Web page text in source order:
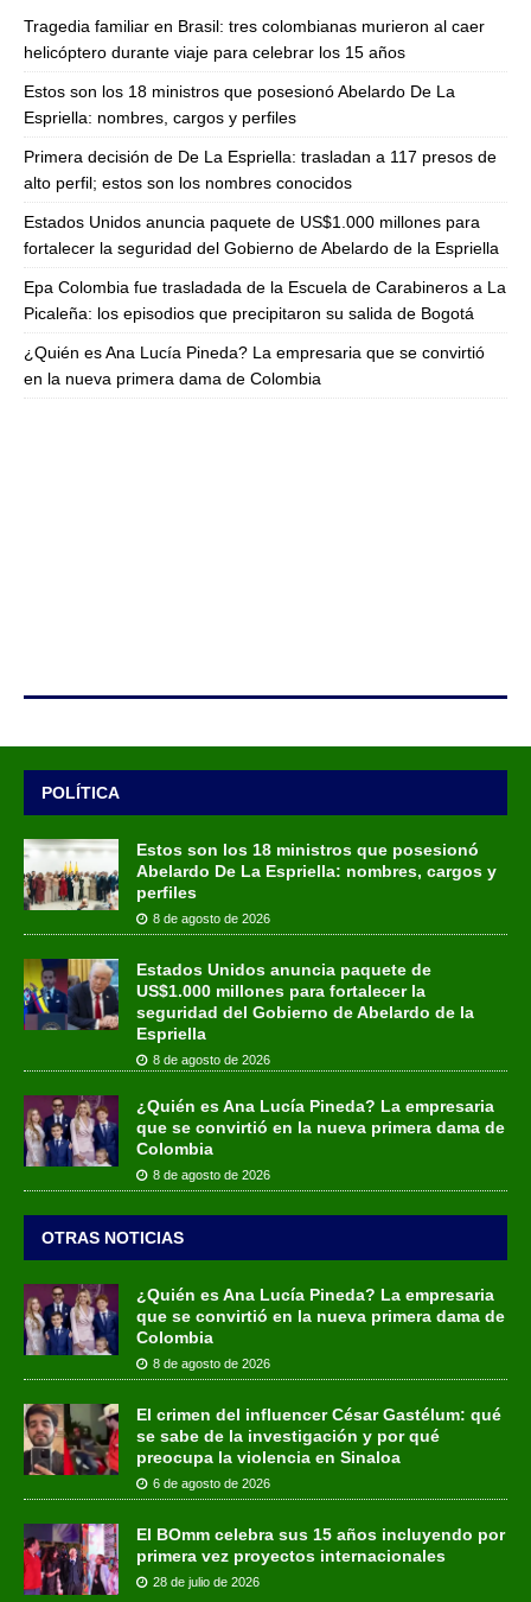
Tragedia familiar en Brasil: tres colombianas murieron al caer
helicóptero durante viaje para celebrar los 15 años
Estos son los 18 ministros que posesionó Abelardo De La
Espriella: nombres, cargos y perfiles
Primera decisión de De La Espriella: trasladan a 117 presos de
alto perfil; estos son los nombres conocidos
Estados Unidos anuncia paquete de US$1.000 millones para
fortalecer la seguridad del Gobierno de Abelardo de la Espriella
Epa Colombia fue trasladada de la Escuela de Carabineros a La
Picaleña: los episodios que precipitaron su salida de Bogotá
¿Quién es Ana Lucía Pineda? La empresaria que se convirtió
en la nueva primera dama de Colombia
POLÍTICA
Estos son los 18 ministros que posesionó
Abelardo De La Espriella: nombres, cargos y
perfiles
8 de agosto de 2026
Estados Unidos anuncia paquete de
US$1.000 millones para fortalecer la
seguridad del Gobierno de Abelardo de la
Espriella
8 de agosto de 2026
¿Quién es Ana Lucía Pineda? La empresaria
que se convirtió en la nueva primera dama de
Colombia
8 de agosto de 2026
OTRAS NOTICIAS
¿Quién es Ana Lucía Pineda? La empresaria
que se convirtió en la nueva primera dama de
Colombia
8 de agosto de 2026
El crimen del influencer César Gastélum: qué
se sabe de la investigación y por qué
preocupa la violencia en Sinaloa
6 de agosto de 2026
El BOmm celebra sus 15 años incluyendo por
primera vez proyectos internacionales
28 de julio de 2026